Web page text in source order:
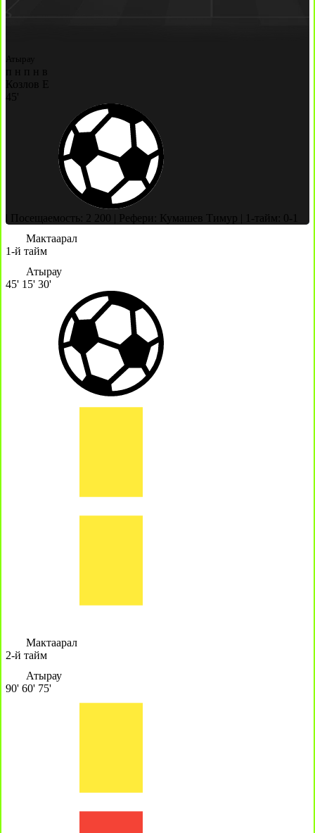
Атырау
п н п н
в
Козлов Е
45'
Посещаемость: 2 200 Рефери: Кумашев Тимур
1-тайм: 0-1
Мактаарал
1-й тайм
Атырау
45' 15' 30'
Мактаарал
2-й тайм
Атырау
90' 60' 75'